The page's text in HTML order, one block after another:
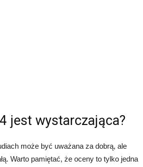
jest wystarczająca?
może być uważana za dobrą, ale
Warto pamiętać, że oceny to tylko jedna